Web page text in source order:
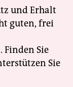
und Erhalt
guten, frei
Finden Sie
Sie